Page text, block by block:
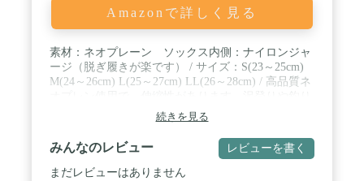
Amazonで詳しく見る
素材：ネオプレーン ソックス内側：ナイロンジャ
ージ（脱ぎ履きが楽です） / サイズ：S(23～25cm)
M(24～26cm) L(25～27cm) LL(26～28cm) / 高品質ネ
登山,雪かき,屋外作業,工事現場など様々な用途でご
使用頂いております。 / 地下足袋向けに開発された
インナーソックス。長靴のインナーソックスとして
使えます。 ・指が分かれているので、親指に力が入
り、好評です。 ・化学繊維・ウールなど、綿以外の
続きを見る
みんなのレビュー レビューを書く
まだレビューはありません